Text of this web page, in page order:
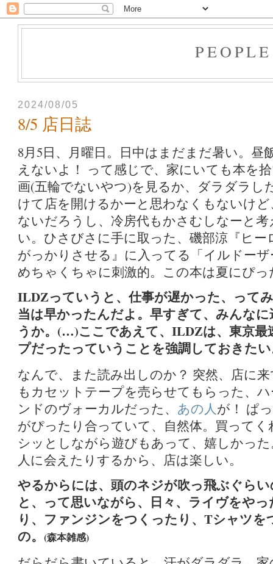
2024/08/05
8/5 店日誌
8月5日、月曜日。日中はまだまだ暑い。昼
えないよ！ って感じで、家にいても本を
画(五輪でないやつ)を見るか、ダラダラし
けて店を開けるかーと思わなくもないけ
ないだろうし、冷房代もかさむしなーと
い。ひさびさに手に取った、磯部涼『ヒ
がっかりさせる』に入ってる「イルドーザ
めちゃくちゃに刺激的。この本は夏にぴ
ILDZっていうと、仕事が遅かった、って
当は早かったんだよ。早すぎて、みんな
うか。(…)ここであえて、ILDZは、東京最
プだったっていうことを強調しておきた
なんで、また読み出しのか？ 突然、店に
もカセットテープを売らせてもらった、
ンドのヴォーカルだった、 あの人が！ ぱ
がぴったり合っていて、自然体。買って
シッとしながら遊びもあって、嬉しかっ
人に会えたりするから、店は楽しい。
やるからには、頭のネジが吹っ飛ぶぐら
と、って思いながら、日々、ライヴをや
り、ファンジンをつくったり、Tシャツ
の。(森本雑感)